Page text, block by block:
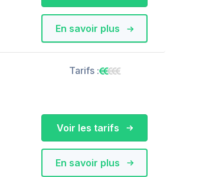
En savoir plus
Tarifs :
En savoir plus
Voir les tarifs